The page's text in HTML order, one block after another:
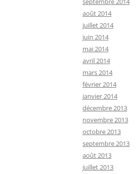
août 2014
juillet 2014
juin 2014
mai 2014
avril 2014
mars 2014
février 2014
janvier 2014
décembre 2013
novembre 2013
octobre 2013
septembre 2013
août 2013
juillet 2013